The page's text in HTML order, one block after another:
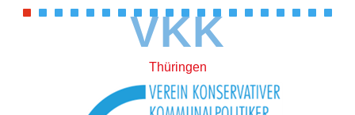
VKK
Thüringen